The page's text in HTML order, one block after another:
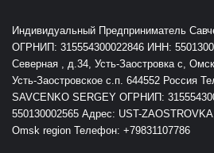
Индивидуальный Предприниматель
ОГРНИП: 315554300022846 ИНН:
Северная , д.34, Усть-Заостровка с,
Усть-Заостровское с.п. 644552 Россия
SAVCENKO SERGEY ОГРНИП:
550130002565 Адрес: UST-
Omsk region Телефон: +79831107786